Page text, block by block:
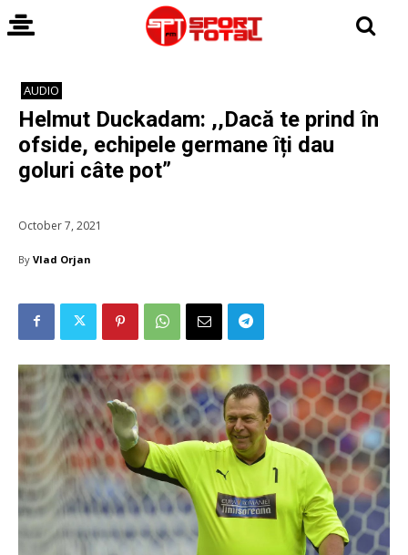
AUDIO
Helmut Duckadam: ,,Dacă te prind în
ofside, echipele germane îți dau
goluri câte pot”
October 7, 2021
By Vlad Orjan